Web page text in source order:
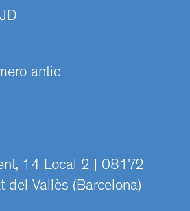
antic
14 Local 2 | 08172
del Vallès (Barcelona)